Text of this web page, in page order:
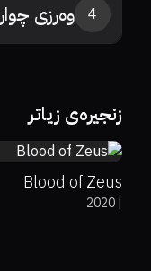
4 وەرزی چوار
زنجیرەی زیاتر
Blood of Zeus
|
2020